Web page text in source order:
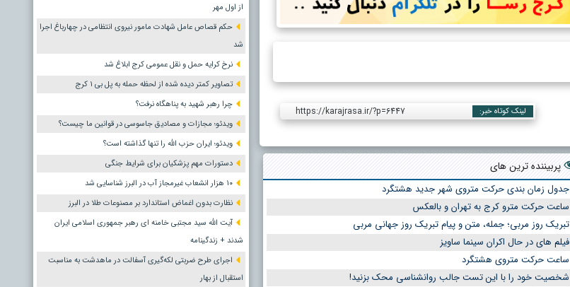
لینک کوتاه خبر: https://karajrasa.ir/?p=6447
پربیننده ترین های
جدول زمان بندی حرکت متروی شهر جدید هشتگرد
ساعت حرکت مترو کرج به تهران و بالعکس
تبریک روز مربی؛ جمله، متن و پیام تبریک روز جهانی مربی
فیلم های در حال اکران سینما ساویز
ساعت حرکت متروی هشتگرد
شخصیت خود را با این تست جالب روانشناسی محک بزنید!
از اول مهر
حکم قصاص عامل شهادت مامور نیروی انتظامی در چهارباغ اجرا
شد
نرخ کرایه حمل و نقل عمومی کرج ابلاغ شد
تصاویر کمتر دیده شده از لحظه حمله به پل بی ۱ کرج
چرا رهبر شهید به پناهگاه نرفت؟
ویدئو؛ مجازات و مصادیق جاسوسی در قوانین ما چیست؟
ویدئو؛ ایران حزب الله را تنها گذاشته است؟
دستورات مهم پزشکیان برای شرایط جنگی
۱۰ هزار انشعاب غیرمجاز آب در البرز شناسایی شد
نظارت بدون اغماض استاندارد بر مصنوعات طلا در البرز
آیت الله سید مجتبی خامنه ای رهبر جمهوری اسلامی ایران
شدند + زندگینامه
اجرای طرح ضربتی لکه‌گیری آسفالت در ماهدشت به مناسبت
استقبال از بهار